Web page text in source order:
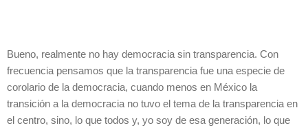
Bueno, realmente no hay democracia sin transparencia. Con
frecuencia pensamos que la transparencia fue una especie de
corolario de la democracia, cuando menos en México la
transición a la democracia no tuvo el tema de la transparencia en
el centro, sino, lo que todos y, yo soy de esa generación, lo que